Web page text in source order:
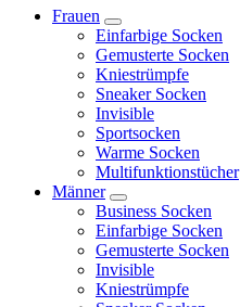
Frauen
Einfarbige Socken
Gemusterte Socken
Kniestrümpfe
Sneaker Socken
Invisible
Sportsocken
Warme Socken
Multifunktionstücher
Männer
Business Socken
Einfarbige Socken
Gemusterte Socken
Invisible
Kniestrümpfe